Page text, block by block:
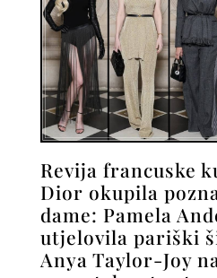
Revija francuske
Dior okupila
dame: Pamela
utjelovila pariški
Anya Taylor-Joy